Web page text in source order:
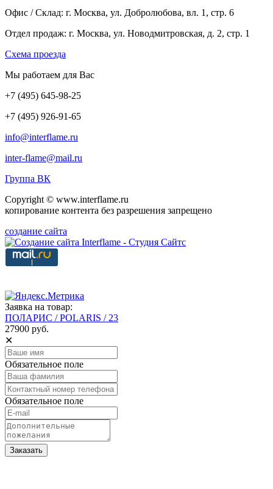
Офис / Склад: г. Москва, ул. Добролюбова, вл. 1, стр. 6
Отдел продаж: г. Москва, ул. Новодмитровская, д. 2, стр. 1
Cхема проезда
Мы работаем для Вас
+7 (495) 645-98-25
+7 (495) 926-91-65
info@interflame.ru
inter-flame@mail.ru
Группа ВК
Copyright © www.interflame.ru
копирование контента без разрешения запрещено
создание сайта
Заявка на товар:
ПОЛАРИС / POLARIS / 23
27900 руб.
✕
Обязательное поле
Обязательное поле